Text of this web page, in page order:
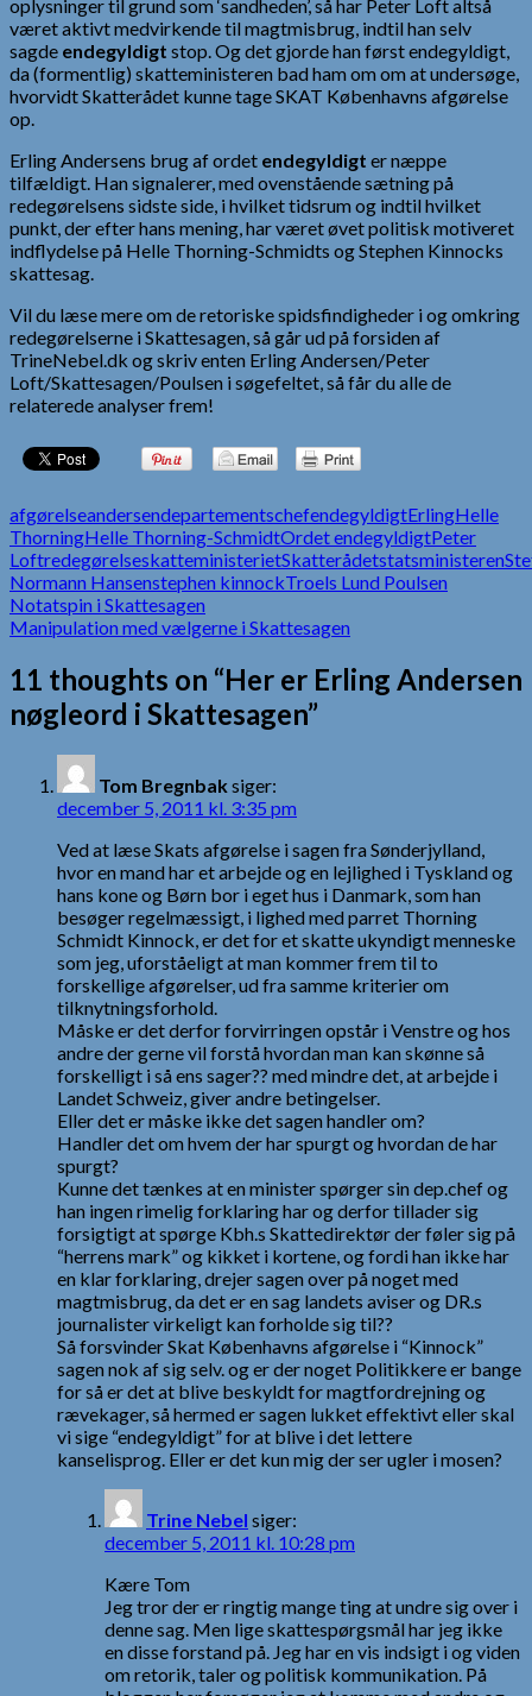
oplysninger til grund som ‘sandheden’, så har Peter Loft altså
været aktivt medvirkende til magtmisbrug, indtil han selv
sagde endegyldigt stop. Og det gjorde han først endegyldigt,
da (formentlig) skatteministeren bad ham om om at undersøge,
hvorvidt Skatterådet kunne tage SKAT Københavns afgørelse
op.
Erling Andersens brug af ordet endegyldigt er næppe
tilfældigt. Han signalerer, med ovenstående sætning på
redegørelsens sidste side, i hvilket tidsrum og indtil hvilket
punkt, der efter hans mening, har været øvet politisk motiveret
indflydelse på Helle Thorning-Schmidts og Stephen Kinnocks
skattesag.
Vil du læse mere om de retoriske spidsfindigheder i og omkring
redegørelserne i Skattesagen, så går ud på forsiden af
TrineNebel.dk og skriv enten Erling Andersen/Peter
Loft/Skattesagen/Poulsen i søgefeltet, så får du alle de
relaterede analyser frem!
afgørelseandersendepartementschefendegyldigtErlingHelle
ThorningHelle Thorning-SchmidtOrdet endegyldigtPeter
LoftredegørelseskatteministerietSkatterådetstatsministeren
Normann Hansenstephen kinnockTroels Lund Poulsen
Indlægsnavigation
Notatspin i Skattesagen
Manipulation med vælgerne i Skattesagen
11 thoughts on “Her er Erling Andersen
nøgleord i Skattesagen”
Tom Bregnbaksiger:
december 5, 2011 kl. 3:35 pm
Ved at læse Skats afgørelse i sagen fra Sønderjylland,
hvor en mand har et arbejde og en lejlighed i Tyskland og
hans kone og Børn bor i eget hus i Danmark, som han
besøger regelmæssigt, i lighed med parret Thorning
Schmidt Kinnock, er det for et skatte ukyndigt menneske
som jeg, uforståeligt at man kommer frem til to
forskellige afgørelser, ud fra samme kriterier om
tilknytningsforhold.
Måske er det derfor forvirringen opstår i Venstre og hos
andre der gerne vil forstå hvordan man kan skønne så
forskelligt i så ens sager?? med mindre det, at arbejde i
Landet Schweiz, giver andre betingelser.
Eller det er måske ikke det sagen handler om?
Handler det om hvem der har spurgt og hvordan de har
spurgt?
Kunne det tænkes at en minister spørger sin dep.chef og
han ingen rimelig forklaring har og derfor tillader sig
forsigtigt at spørge Kbh.s Skattedirektør der føler sig på
“herrens mark” og kikket i kortene, og fordi han ikke har
en klar forklaring, drejer sagen over på noget med
magtmisbrug, da det er en sag landets aviser og DR.s
journalister virkeligt kan forholde sig til??
Så forsvinder Skat Københavns afgørelse i “Kinnock”
sagen nok af sig selv. og er der noget Politikkere er bange
for så er det at blive beskyldt for magtfordrejning og
rævekager, så hermed er sagen lukket effektivt eller skal
vi sige “endegyldigt” for at blive i det lettere
kanselisprog. Eller er det kun mig der ser ugler i mosen?
Trine Nebel siger:
december 5, 2011 kl. 10:28 pm
Kære Tom
Jeg tror der er ringtig mange ting at undre sig over i
denne sag. Men lige skattespørgsmål har jeg ikke
en disse forstand på. Jeg har en vis indsigt i og viden
om retorik, taler og politisk kommunikation. På